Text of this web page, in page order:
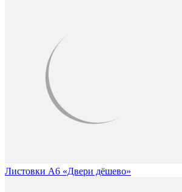
Листовки А6 «Двери дёшево»